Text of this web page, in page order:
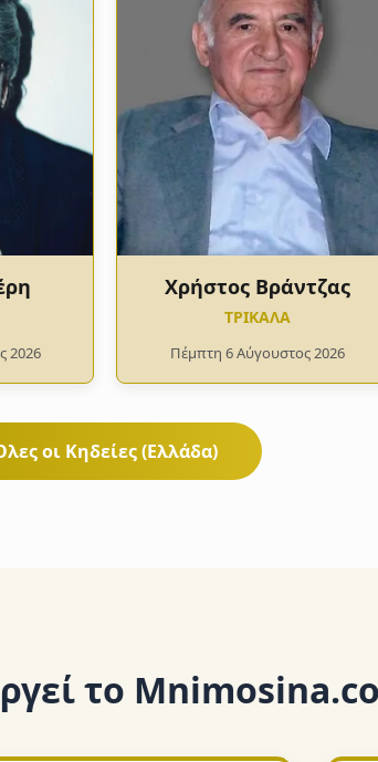
2026
Χρήστος Βράντζας
ΤΡΙΚΑΛΑ
Πέμπτη 6 Αύγουστος 2026
οι Κηδείες (Ελλάδα)
το